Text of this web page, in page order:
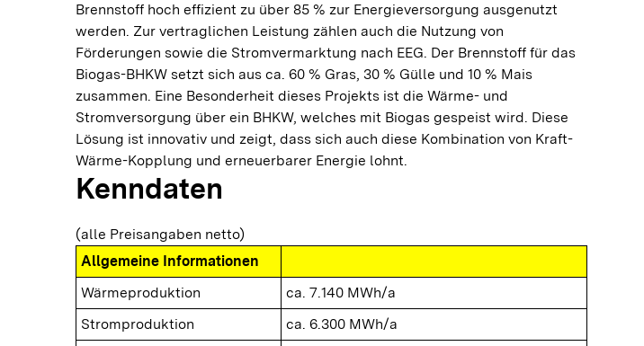
Brennstoff hoch effizient zu über 85 % zur Energieversorgung ausgenutzt
werden. Zur vertraglichen Leistung zählen auch die Nutzung von
Förderungen sowie die Stromvermarktung nach EEG. Der Brennstoff für das
Biogas-BHKW setzt sich aus ca. 60 % Gras, 30 % Gülle und 10 % Mais
zusammen. Eine Besonderheit dieses Projekts ist die Wärme- und
Stromversorgung über ein BHKW, welches mit Biogas gespeist wird. Diese
Lösung ist innovativ und zeigt, dass sich auch diese Kombination von Kraft-
Wärme-Kopplung und erneuerbarer Energie lohnt.
Kenndaten
(alle Preisangaben netto)
Allgemeine Informationen
Wärmeproduktion
ca. 7.140 MWh/a
Stromproduktion
ca. 6.300 MWh/a